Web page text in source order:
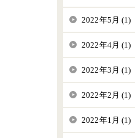
2022年5月 (1)
2022年4月 (1)
2022年3月 (1)
2022年2月 (1)
2022年1月 (1)